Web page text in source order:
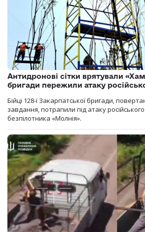
Антидронові сітки врятували
бригади пережили атаку
Бійці 128-ї Закарпатської бригади,
завдання, потрапили під атаку
безпілотника «Молнія».